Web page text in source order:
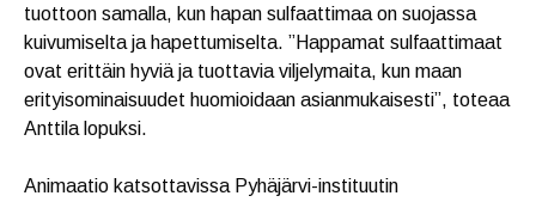
tuottoon samalla, kun hapan sulfaattimaa on suojassa
kuivumiselta ja hapettumiselta. ”Happamat sulfaattimaat
ovat erittäin hyviä ja tuottavia viljelymaita, kun maan
erityisominaisuudet huomioidaan asianmukaisesti”, toteaa
Anttila lopuksi.
Animaatio katsottavissa Pyhäjärvi-instituutin